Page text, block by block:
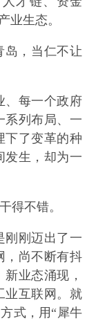
业生态。
岛，当仁不让
、每一个政府
系列布局、一
下了变革的种
发生，却为一
得不错。
刚刚迈出了一
，尚不断有抖
业态涌现，
业互联网。就
式，用“犀牛